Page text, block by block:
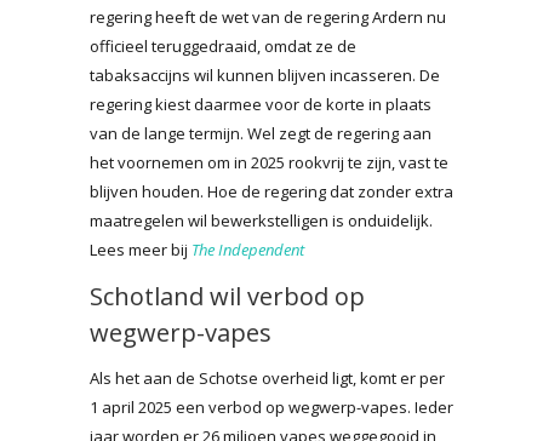
regering heeft de wet van de regering Ardern nu
officieel teruggedraaid, omdat ze de
tabaksaccijns wil kunnen blijven incasseren. De
regering kiest daarmee voor de korte in plaats
van de lange termijn. Wel zegt de regering aan
het voornemen om in 2025 rookvrij te zijn, vast te
blijven houden. Hoe de regering dat zonder extra
maatregelen wil bewerkstelligen is onduidelijk.
Lees meer bij The Independent
Schotland wil verbod op
wegwerp-vapes
Als het aan de Schotse overheid ligt, komt er per
1 april 2025 een verbod op wegwerp-vapes. Ieder
jaar worden er 26 miljoen vapes weggegooid in